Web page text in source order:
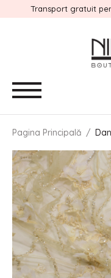
Transport gratuit
Pagina Principală /